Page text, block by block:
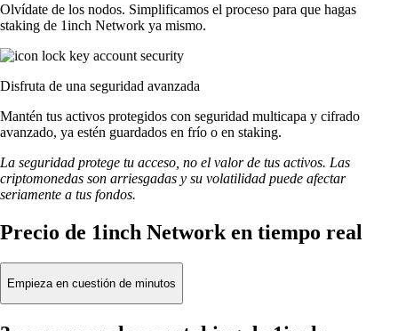
Olvídate de los nodos. Simplificamos el proceso para que hagas
staking de 1inch Network ya mismo.
Disfruta de una seguridad avanzada
Mantén tus activos protegidos con seguridad multicapa y cifrado
avanzado, ya estén guardados en frío o en staking.
La seguridad protege tu acceso, no el valor de tus activos. Las
criptomonedas son arriesgadas y su volatilidad puede afectar
seriamente a tus fondos.
Precio de 1inch Network en tiempo real
Empieza en cuestión de minutos